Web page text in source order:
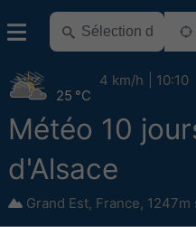
Météo 10
d'Alsace
Grand Est, France, 1247m
25 °C
4 km/h 10:10